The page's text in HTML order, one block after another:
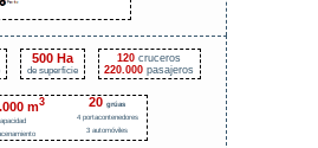
500 Ha
de superficie
120 cruceros
220.000 pasajeros
m3 20grúas
4 portacontenedores
3 automóviles